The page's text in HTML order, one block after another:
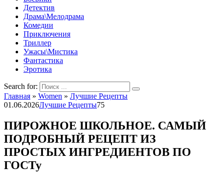
Детектив
Драма\Мелодрама
Комедии
Приключения
Триллер
Ужасы\Мистика
Фантастика
Эротика
Search for:
Главная » Women » Лучшие Рецепты
01.06.2026Лучшие Рецепты75
ПИРОЖНОЕ ШКОЛЬНОЕ. САМЫЙ
ПОДРОБНЫЙ РЕЦЕПТ ИЗ
ПРОСТЫХ ИНГРЕДИЕНТОВ ПО
ГОСТу